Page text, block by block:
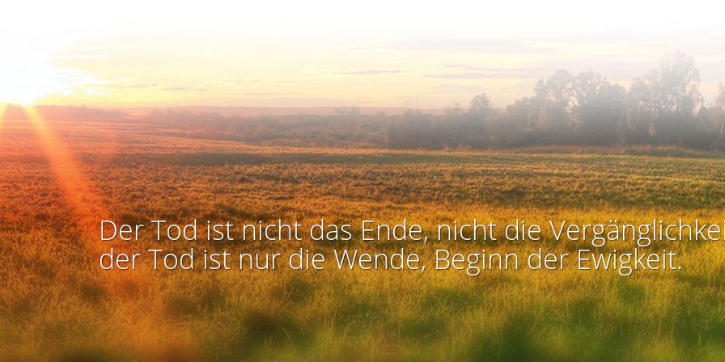
Der Tod ist nicht das Ende, nicht die
der Tod ist nur die Wende, Beginn der Ewigkeit.